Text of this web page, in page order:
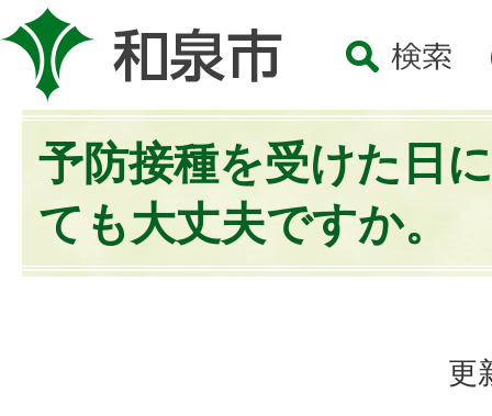
予防接種を受けた日
ても大丈夫ですか。
更